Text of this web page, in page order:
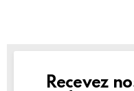
NEWSLETTER
Recevez